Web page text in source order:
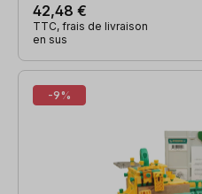
42,48 €
TTC, frais de livraison
en sus
-9%